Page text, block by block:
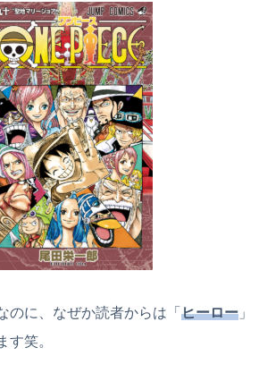
のに、なぜか読者からは「 ヒーロー 」
す笑。